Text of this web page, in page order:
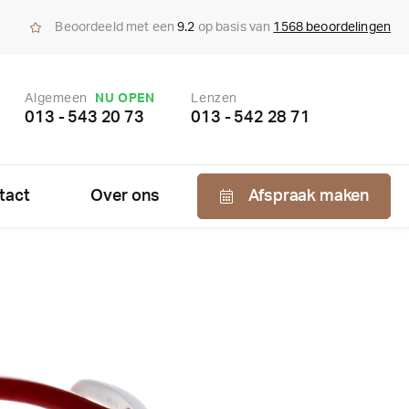
Beoordeeld met een9.2 op basis van 1568 beoordelingen
Algemeen NU OPEN
013 - 543 20 73
Lenzen
013 - 542 28 71
Over ons Afspraak maken
bepaling